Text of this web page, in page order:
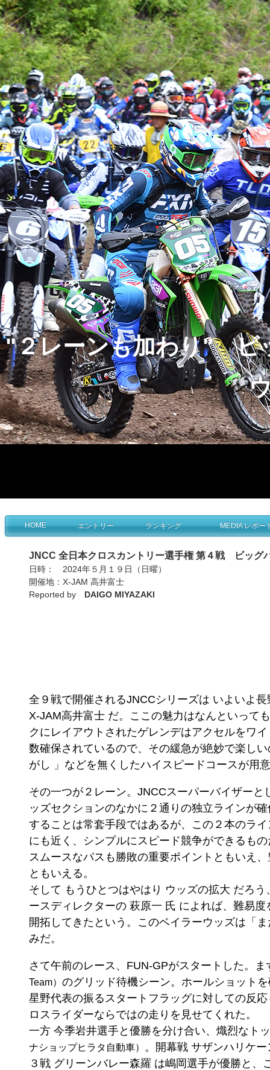
"２レーンも加わり" ビ
HOME エントリー ランキング MEDIA レポー
JNCC 全日本クロスカントリー選手権 第４戦 ビッ
日時： 2024年５月１９日（日曜）
開催地：X-JAM 高井富士
Reported by DAIGO MIYAZAKI
全９戦で開催されるJNCCシリーズは いよいよ
X-JAM高井富士 だ。ここの魅力はなんといって
クにレイアウトされたゲレンデはアクセルをワ
数確保されているので、その緩急が絶妙で楽し
がし 」などを無くしたハイスピードコースが用
その一つが２レーン。JNCCスーパーバイザー
ッズセクションのなかに２通りの独立ラインが
することは常套手段ではあるが、この２本のラ
にも近く、シンプルにスピード競争ができるも
スムースなパスも勝敗の重要ポイントともいえ
ともいえる。
そして もうひとつはやはり ウッズの拡大 だろ
ースディレクターの 萩原一 氏 によれば、難易
開拓してきたという。このベイラーウッズは「
みだ。
さて午前のレース、FUN-GPがスタートした。
Team） のグリッド待機シーン。ホールショット
星野代表の振るスタートフラッグに対しての反
ロスライダーならではの走りを見せてくれた。
一方 今季岩井選手と優勝を分け合い、熾烈なト
ナショップヒラタ自動車） 。開幕戦 サザンハリケ
３戦 グリーンバレー森羅 は嶋岡選手が優勝と